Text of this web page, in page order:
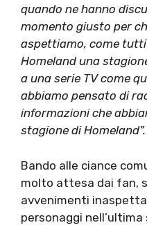
quando ne hanno
momento giusto per
aspettiamo, come
Homeland una
a una serie TV come
abbiamo pensato di
informazioni che
stagione di Homeland”.
Bando alle ciance
molto attesa dai fan,
avvenimenti
personaggi